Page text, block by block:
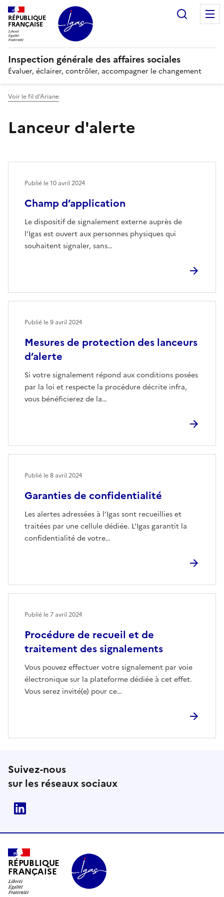
Panneau de gestion des cookies
RÉPUBLIQUE
FRANÇAISE
Inspection générale des affaires sociales
Évaluer, éclairer, contrôler, accompagner le changement
Voir le fil d'Ariane
Lanceur d'alerte
Champ d’application
Le dispositif de signalement externe auprès de
l’Igas est ouvert aux personnes physiques qui
souhaitent signaler, sans…
Publié le10 avril 2024
Mesures de protection des lanceurs
d’alerte
Si votre signalement répond aux conditions posées
par la loi et respecte la procédure décrite infra,
vous bénéficierez de la…
Publié le9 avril 2024
Garanties de confidentialité
Les alertes adressées à l’Igas sont recueillies et
traitées par une cellule dédiée. L’Igas garantit la
confidentialité de votre…
Publié le8 avril 2024
Procédure de recueil et de
traitement des signalements
Vous pouvez effectuer votre signalement par voie
électronique sur la plateforme dédiée à cet effet.
Vous serez invité(e) pour ce…
Publié le7 avril 2024
Suivez-nous
sur les réseaux sociaux
RÉPUBLIQUE
FRANÇAISE